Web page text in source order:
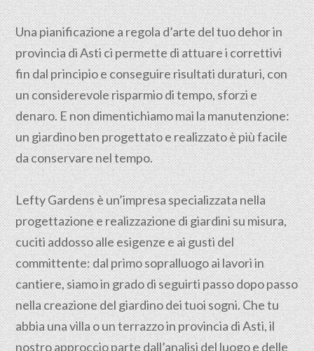
Una pianificazione a regola d’arte del tuo dehor in
provincia diAstici permette di attuare i correttivi
fin dal principio e conseguire risultati duraturi, con
un considerevole risparmio di tempo, sforzi e
denaro. E non dimentichiamo mai la manutenzione:
un giardino ben progettato e realizzato è più facile
da conservare nel tempo.
Lefty Gardens è un’impresa specializzata nella
progettazionee realizzazione di giardini su misura,
cuciti addosso alle esigenze e ai gusti del
committente: dal primo sopralluogo ai lavori in
cantiere, siamo in grado di seguirti passo dopo passo
nella creazione del giardino dei tuoi sogni. Che tu
abbia una villa o un terrazzo in provincia di Asti, il
nostro approccio parte dall’analisi del luogo e delle